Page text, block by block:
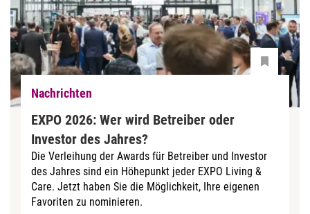
Nachrichten
EXPO 2026: Wer wird Betreiber oder
Investor des Jahres?
Die Verleihung der Awards für Betreiber und Investor
des Jahres sind ein Höhepunkt jeder EXPO Living &
Care. Jetzt haben Sie die Möglichkeit, Ihre eigenen
Favoriten zu nominieren.